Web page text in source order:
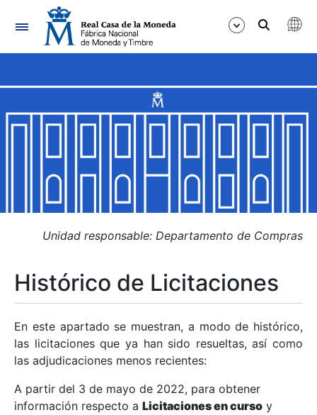
Navegación
Mostrar/Ocultar
Mostrar/Ocultar
Mostrar/Ocultar
Mostrar/Ocultar
Mostrar/Ocultar
Mostrar/Ocultar
Unidad responsable: Departamento de Compras
Histórico de Licitaciones
En este apartado se muestran, a modo de histórico,
las licitaciones que ya han sido resueltas, así como
las adjudicaciones menos recientes:
A partir del 3 de mayo de 2022, para obtener
información respecto a Licitaciones en curso y